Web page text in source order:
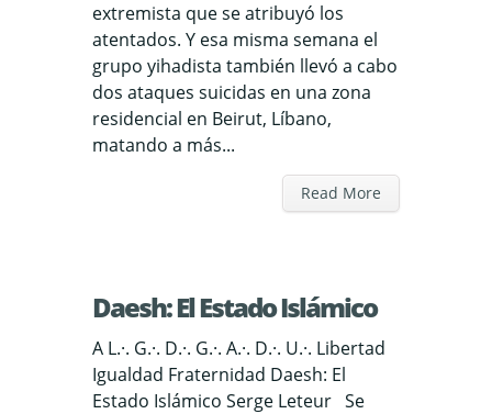
extremista que se atribuyó los
atentados. Y esa misma semana el
grupo yihadista también llevó a cabo
dos ataques suicidas en una zona
residencial en Beirut, Líbano,
matando a más...
Read More
Daesh: El Estado Islámico
A L.·. G.·. D.·. G.·. A.·. D.·. U.·. Libertad
Igualdad Fraternidad Daesh: El
Estado Islámico Serge Leteur Se